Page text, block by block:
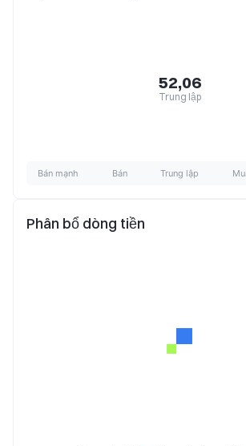
52,06
Trung lập
Bán mạnh Bán Trung lập
Phân bổ dòng tiền